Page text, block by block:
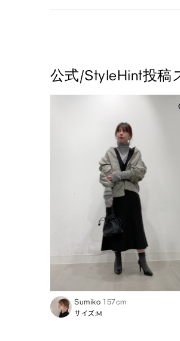
公式/StyleHint投稿
Sumiko 157cm
サイズ:M